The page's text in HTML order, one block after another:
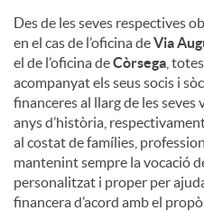
u
t
s
Des de les seves respectives
en el cas de l’oficina deVia
el de l’oficina deCòrsega ,
acompanyat els seus socis i
financeres al llarg de les
anys d’història,
al costat de famílies,
mantenint sempre la vocació
personalitzat i proper per
financera d’acord amb el